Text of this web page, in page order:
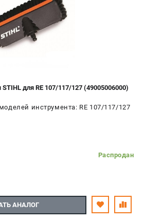
для RE 107/117/127 (49005006000)
инструмента: RE 107/117/127
Распродан
АНАЛОГ